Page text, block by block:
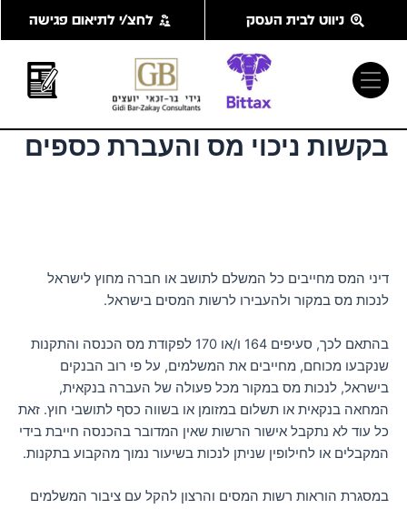
ניווט לבית העסק לחצ/י לתיאום פגישה
בקשות ניכוי מס והעברת כספים
דיני המס מחייבים כל המשלם לתושב או חברה מחוץ לישראל
לנכות מס במקור ולהעבירו לרשות המסים בישראל.
בהתאם לכך, סעיפים 164 ו/או 170 לפקודת מס הכנסה והתקנות
שנקבעו מכוחם, מחייבים את המשלמים, על פי רוב הבנקים
בישראל, לנכות מס במקור מכל פעולה של העברה בנקאית,
המחאה בנקאית או תשלום במזומן או בשווה כסף לתושבי חוץ. זאת
כל עוד לא נתקבל אישור הרשות שאין המדובר בהכנסה חייבת בידי
המקבלים או לחילופין שניתן לנכות בשיעור נמוך מהקבוע בתקנות.
במסגרת הוראות רשות המסים והרצון להקל עם ציבור המשלמים